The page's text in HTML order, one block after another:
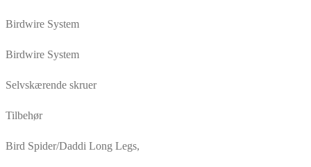
Birdwire System
Birdwire System
Selvskærende skruer
Tilbehør
Bird Spider/Daddi Long Legs,